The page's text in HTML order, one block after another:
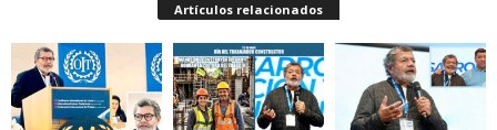
Artículos relacionados